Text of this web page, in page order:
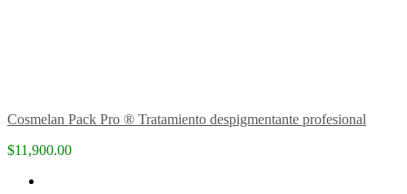
Cosmelan Pack Pro ® Tratamiento despigmentante profesional
$11,900.00